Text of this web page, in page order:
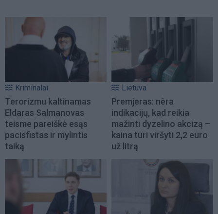
Kriminalai
Terorizmu kaltinamas
Eldaras Salmanovas
teisme pareiškė esąs
pacisfistas ir mylintis
taiką
Lietuva
Premjeras: nėra
indikacijų, kad reikia
mažinti dyzelino akcizą –
kaina turi viršyti 2,2 euro
už litrą